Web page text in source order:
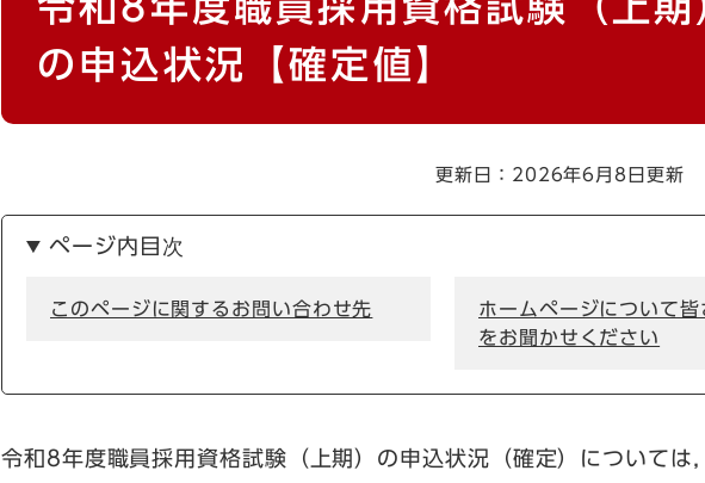
の申込状況【確定値】
更新日：2026年6月8日更新
ページ内目次
このページに関するお問い合わせ先
ホームページについて
をお聞かせください
令和8年度職員採用資格試験（上期）の申込状況（確定）については